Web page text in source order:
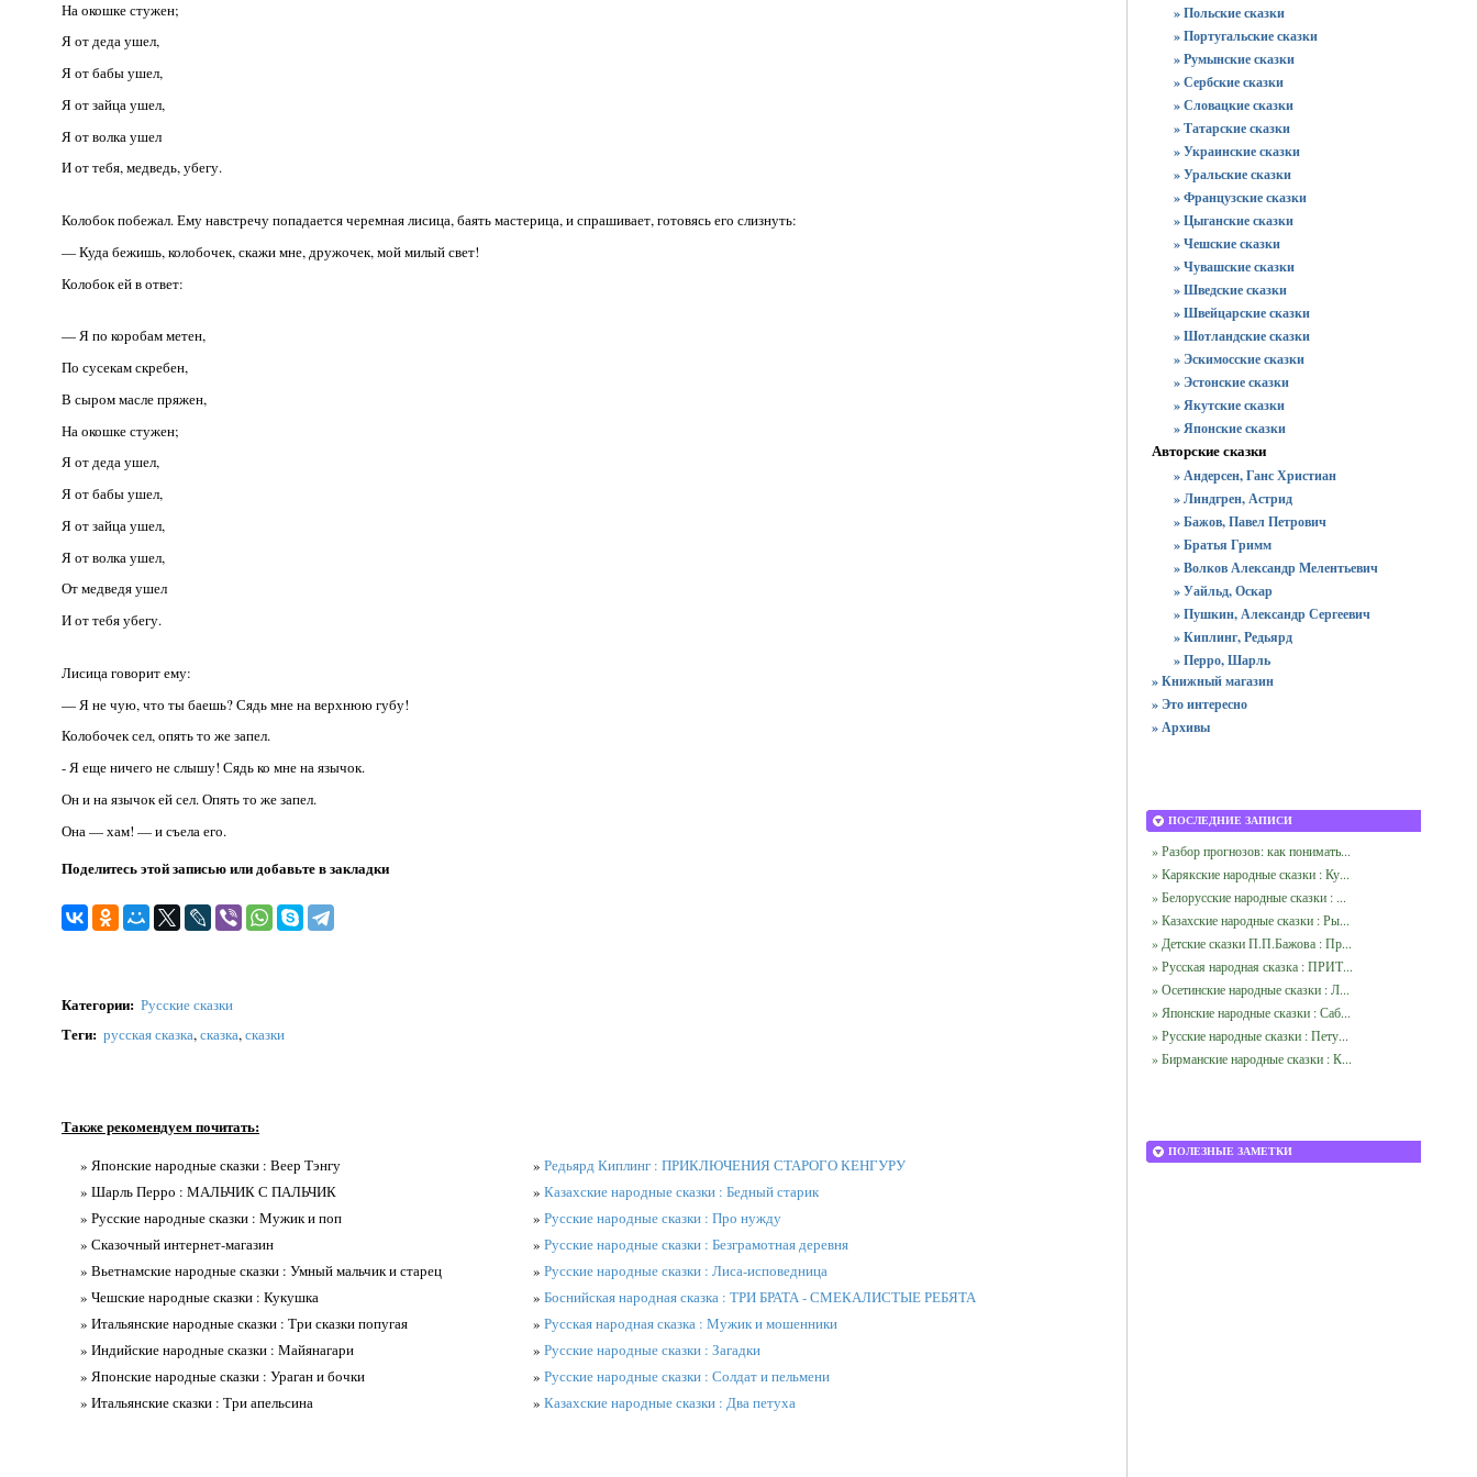
На окошке стужен;
Я от деда ушел,
Я от бабы ушел,
Я от зайца ушел,
Я от волка ушел
И от тебя, медведь, убегу.
Колобок побежал. Ему навстречу попадается черемная лисица, баять мастерица, и спрашивает, готовясь его слизнуть:
— Куда бежишь, колобочек, скажи мне, дружочек, мой милый свет!
Колобок ей в ответ:
— Я по коробам метен,
По сусекам скребен,
В сыром масле пряжен,
На окошке стужен;
Я от деда ушел,
Я от бабы ушел,
Я от зайца ушел,
Я от волка ушел,
От медведя ушел
И от тебя убегу.
Лисица говорит ему:
— Я не чую, что ты баешь? Сядь мне на верхнюю губу!
Колобочек сел, опять то же запел.
- Я еще ничего не слышу! Сядь ко мне на язычок.
Он и на язычок ей сел. Опять то же запел.
Она — хам! — и съела его.
Поделитесь этой записью или добавьте в закладки
Категории: Русские сказки
Теги: русская сказка,сказка,сказки
Также рекомендуем почитать:
» Японские народные сказки : Веер Тэнгу
» Шарль Перро : МАЛЬЧИК С ПАЛЬЧИК
» Русские народные сказки : Мужик и поп
» Сказочный интернет-магазин
» Вьетнамские народные сказки : Умный мальчик и старец
» Чешские народные сказки : Кукушка
» Итальянские народные сказки : Три сказки попугая
» Индийские народные сказки : Майянагари
» Японские народные сказки : Ураган и бочки
» Итальянские сказки : Три апельсина
» Редьярд Киплинг : ПРИКЛЮЧЕНИЯ СТАРОГО КЕНГУРУ
» Казахские народные сказки : Бедный старик
» Русские народные сказки : Про нужду
» Русские народные сказки : Безграмотная деревня
» Русские народные сказки : Лиса-исповедница
» Боснийская народная сказка : ТРИ БРАТА - СМЕКАЛИСТЫЕ РЕБЯТА
» Русская народная сказка : Мужик и мошенники
» Русские народные сказки : Загадки
» Русские народные сказки : Солдат и пельмени
» Казахские народные сказки : Два петуха
» Польские сказки
» Португальские сказки
» Румынские сказки
» Сербские сказки
» Словацкие сказки
» Татарские сказки
» Украинские сказки
» Уральские сказки
» Французские сказки
» Цыганские сказки
» Чешские сказки
» Чувашские сказки
» Шведские сказки
» Швейцарские сказки
» Шотландские сказки
» Эскимосские сказки
» Эстонские сказки
» Якутские сказки
» Японские сказки
Авторские сказки
» Андерсен, Ганс Христиан
» Линдгрен, Астрид
» Бажов, Павел Петрович
» Братья Гримм
» Волков Александр Мелентьевич
» Уайльд, Оскар
» Пушкин, Александр Сергеевич
» Киплинг, Редьярд
» Перро, Шарль
» Книжный магазин
» Это интересно
» Архивы
ПОСЛЕДНИЕ ЗАПИСИ
» Разбор прогнозов: как понимать...
» Карякские народные сказки : Ку...
» Белорусские народные сказки : ...
» Казахские народные сказки : Ры...
» Детские сказки П.П.Бажова : Пр...
» Русская народная сказка : ПРИТ...
» Осетинские народные сказки : Л...
» Японские народные сказки : Саб...
» Русские народные сказки : Пету...
» Бирманские народные сказки : К...
ПОЛЕЗНЫЕ ЗАМЕТКИ